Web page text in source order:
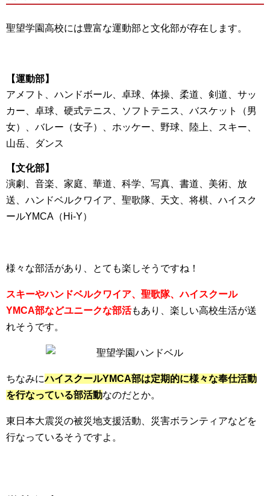
聖望学園高校には豊富な運動部と文化部が存在します。
【運動部】
アメフト、ハンドボール、卓球、体操、柔道、剣道、サッ
カー、卓球、硬式テニス、ソフトテニス、バスケット（男
女）、バレー（女子）、ホッケー、野球、陸上、スキー、
山岳、ダンス
【文化部】
演劇、音楽、家庭、華道、科学、写真、書道、美術、放
送、ハンドベルクワイア、聖歌隊、天文、将棋、ハイスク
ールYMCA（Hi-Y）
様々な部活があり、とても楽しそうですね！
スキーやハンドベルクワイア、聖歌隊、ハイスクール
YMCA部などユニークな部活もあり、楽しい高校生活が送
れそうです。
ちなみにハイスクールYMCA部は定期的に様々な奉仕活動
を行なっている部活動なのだとか。
東日本大震災の被災地支援活動、災害ボランティアなどを
行なっているそうですよ。